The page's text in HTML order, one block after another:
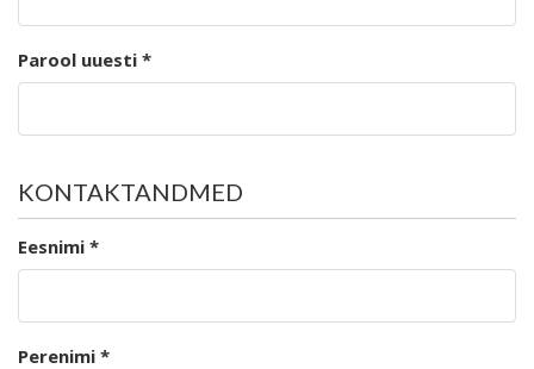
Parool uuesti *
KONTAKTANDMED
Eesnimi *
Perenimi *